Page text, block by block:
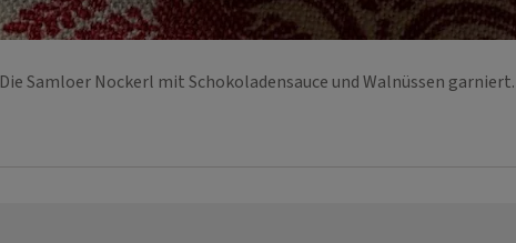
Die Samloer Nockerl mit Schokoladensauce und Walnüssen garniert.